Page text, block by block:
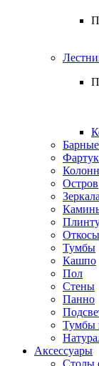
Остров
Зеркала
Откосы
Тумбы
Кашпо
Пол
Стены
Панно
Тумбы
Аксессуары
Столы